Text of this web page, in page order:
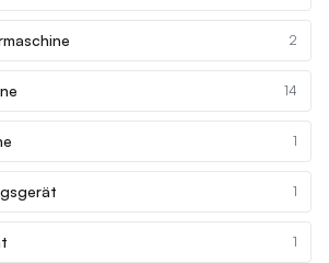
2
14
1
1
1